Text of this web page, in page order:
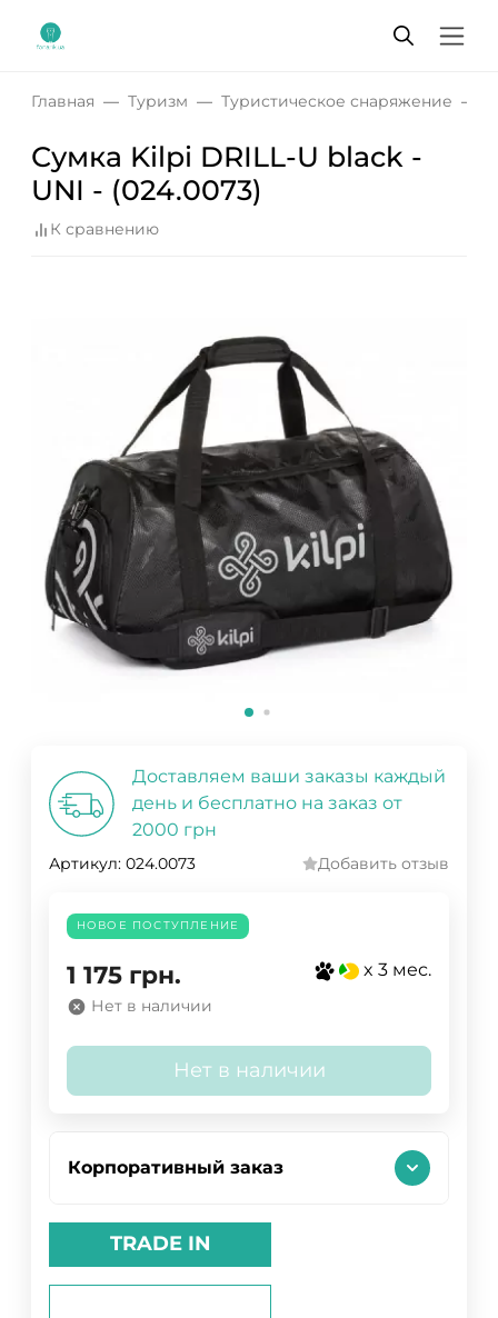
Главная Туризм Туристическое снаряжение
Сумка Kilpi DRILL-U black -
UNI - (024.0073)
К сравнению
Доставляем ваши заказы каждый
день и бесплатно на заказ от
2000 грн
Артикул: 024.0073 Добавить отзыв
НОВОЕ ПОСТУПЛЕНИЕ
1 175 грн. x 3 мес.
Нет в наличии
Нет в наличии
Корпоративный заказ
TRADE IN